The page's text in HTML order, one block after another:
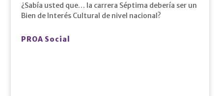
¿Sabía usted que… la carrera Séptima debería ser un
Bien de Interés Cultural de nivel nacional?
PROA Social